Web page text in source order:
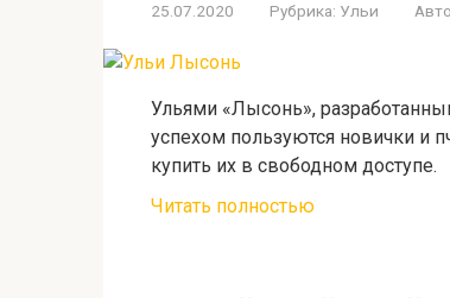
25.07.2020 Рубрика: Ульи
Ульями «Лысонь»,
успехом пользуются новички и
купить их в свободном доступе.
Читать полностью